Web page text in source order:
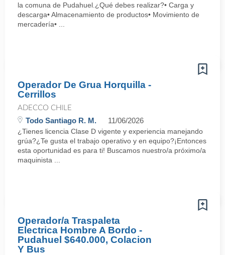
la comuna de Pudahuel.¿Qué debes realizar?• Carga y
descarga• Almacenamiento de productos• Movimiento de
mercadería• ...
Operador De Grua Horquilla -
Cerrillos
ADECCO CHILE
Todo Santiago R. M. 11/06/2026
¿Tienes licencia Clase D vigente y experiencia manejando
grúa?¿Te gusta el trabajo operativo y en equipo?¡Entonces
esta oportunidad es para ti! Buscamos nuestro/a próximo/a
maquinista ...
Operador/a Traspaleta
Electrica Hombre A Bordo -
Pudahuel $640.000, Colacion
Y Bus